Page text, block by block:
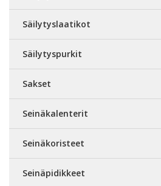
Säilytyslaatikot
Säilytyspurkit
Sakset
Seinäkalenterit
Seinäkoristeet
Seinäpidikkeet